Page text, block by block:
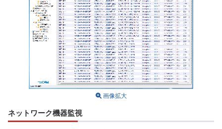
画像拡大
ネットワーク機器監視